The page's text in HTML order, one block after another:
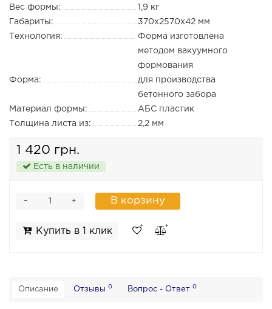
Вес формы:
1,9 кг
Габариты:
370х2570х42 мм
Технология:
Форма изготовлена
методом вакуумного
формования
Форма:
для производства
бетонного забора
Материал формы:
АБС пластик
Толщина листа из:
2,2 мм
1 420 грн.
Есть в наличии
+
- В корзину
Купить в 1 клик
Описание Отзывы 0 Вопрос - Ответ 0